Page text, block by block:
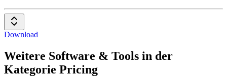
Download
Weitere Software & Tools in der
Kategorie Pricing